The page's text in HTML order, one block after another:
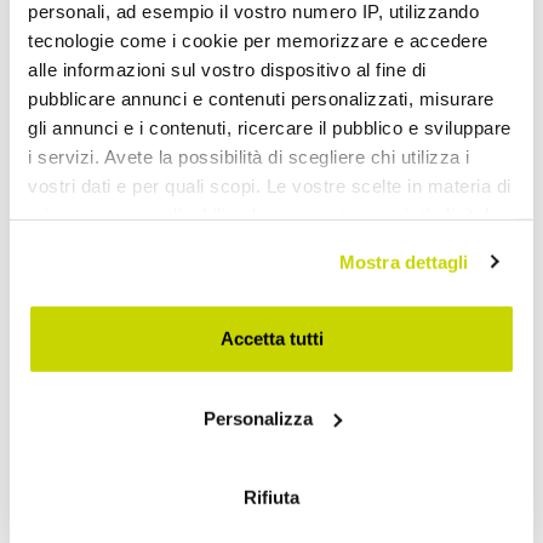
personali, ad esempio il vostro numero IP, utilizzando
tecnologie come i cookie per memorizzare e accedere
alle informazioni sul vostro dispositivo al fine di
pubblicare annunci e contenuti personalizzati, misurare
gli annunci e i contenuti, ricercare il pubblico e sviluppare
i servizi. Avete la possibilità di scegliere chi utilizza i
vostri dati e per quali scopi. Le vostre scelte in materia di
modificare o revocare il proprio consenso in qualsiasi
momento dalla Dichiarazione sui cookie o facendo clic
sull'icona di attivazione della privacy.
raccogliere informazioni sulla tua posizione
Identificare il tuo dispositivo, scansionandolo
Mostra dettagli
Accetta tutti
Personalizza
Rifiuta
Take advantage of it now!